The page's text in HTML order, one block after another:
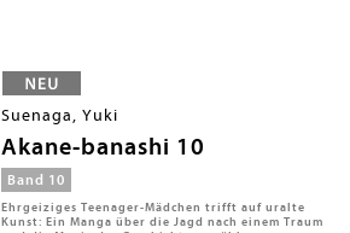
starker Heldin, epischen Kämpfen &
Monster-Showdowns Isekai Samurai ist
eine explosive Mischung aus Fantasy,
Samurai-Action und schwarzem Humor.
in eine Fantasy-Welt voller Monster
geworfen, wo sie viele epische Kämpfe
und noch schrägere Begegnungen
Suenaga, Yuki
Akane-banashi 10
Band 10
Ehrgeiziges Teenager-Mädchen trifft auf uralte
Kunst: Ein Manga über die Jagd nach einem Traum